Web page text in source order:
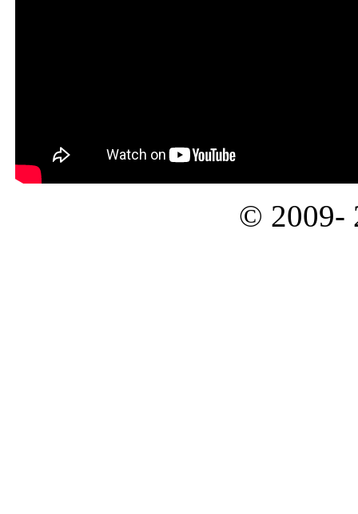
© 2009-